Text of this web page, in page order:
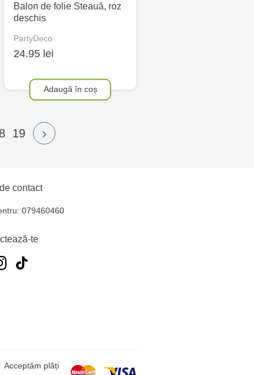
Balon de folie Steauă, roz
deschis
PartyDeco
24.95 lei
Adaugă în coș
19 ›
contact
079460460
te
Acceptăm plăți